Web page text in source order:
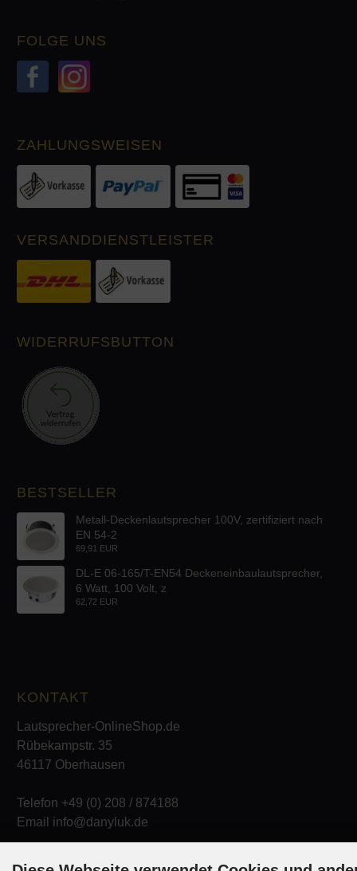
FOLGE UNS
ZAHLUNGSWEISEN
VERSANDDIENSTLEISTER
WIDERRUFSBUTTON
BESTSELLER
Metall-Deckenlautsprecher 100V, zertifiziert nach
EN 54-2
69,91 EUR
DL-E 06-165/T-EN54 Deckeneinbaulautsprecher,
6 Watt, 100 Volt, z
62,72 EUR
KONTAKT
Lautsprecher-OnlineShop.de
Rübekampstr. 35
46117 Oberhausen
Telefon +49 (0) 208 / 874188
Email info@danyluk.de